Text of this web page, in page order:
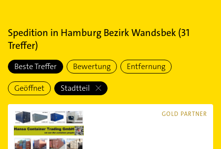
Spedition in Hamburg Bezirk Wandsbek(31
Treffer)
Beste Treffer Bewertung Entfernung
Geöffnet Stadtteil
GOLD PARTNER